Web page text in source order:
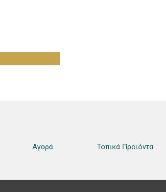
Αγορά Τοπικά Προϊόντα